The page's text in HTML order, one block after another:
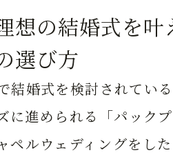
想の結婚式を叶
選び方
結婚式を検討されてい
に進められる「パック
ペルウェディングをし